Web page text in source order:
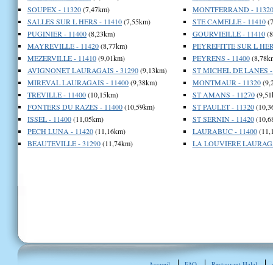
SOUPEX - 11320(7,47km)
SALLES SUR L HERS - 11410(7,55km)
PUGINIER - 11400(8,23km)
MAYREVILLE - 11420(8,77km)
MEZERVILLE - 11410(9,01km)
AVIGNONET LAURAGAIS - 31290(9,13km)
MIREVAL LAURAGAIS - 11400(9,38km)
TREVILLE - 11400(10,15km)
FONTERS DU RAZES - 11400(10,59km)
ISSEL - 11400(11,05km)
PECH LUNA - 11420(11,16km)
BEAUTEVILLE - 31290(11,74km)
MONTFERRAND - 11320
STE CAMELLE - 11410
GOURVIEILLE - 11410
PEYREFITTE SUR L
PEYRENS - 11400
ST MICHEL DE LANES -
MONTMAUR - 11320
ST AMANS - 11270
ST PAULET - 11320
ST SERNIN - 11420
LAURABUC - 11400
LA LOUVIERE